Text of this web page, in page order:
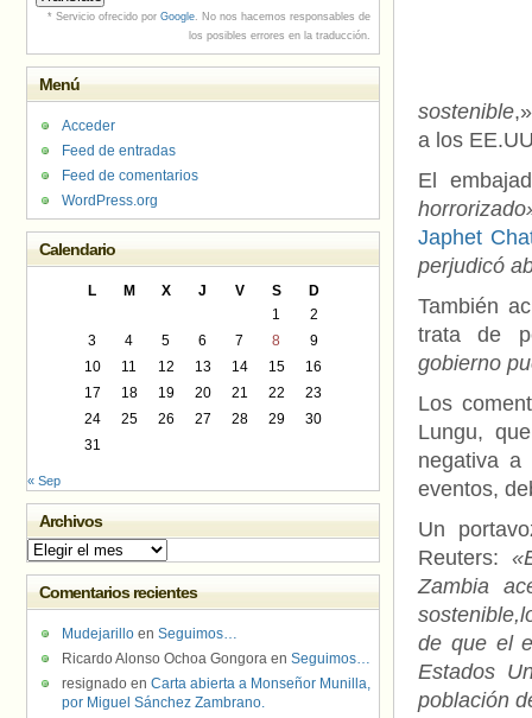
sostenible
a los
El
Japhet
perjudicó
También
trata de
gobierno
Los
Lungu,
negativa
eventos,
Un
Reuters:
Zambia
de que el
Estados
población
* Servicio ofrecido por Google. No nos hacemos responsables de
los posibles errores en la traducción.
Menú
Acceder
Feed de entradas
Feed de comentarios
WordPress.org
Calendario
L M X J V S
D
1
2
3
4 5 6 7 8
9
10
11 12 13 14 15
16
17
18 19 20 21 22
23
24
25 26 27 28 29
30
31
« Sep
Archivos
Archivos
Comentarios recientes
Mudejarillo en Seguimos…
Ricardo Alonso Ochoa Gongora en Seguimos…
resignado en Carta abierta a Monseñor Munilla,
por Miguel Sánchez Zambrano.